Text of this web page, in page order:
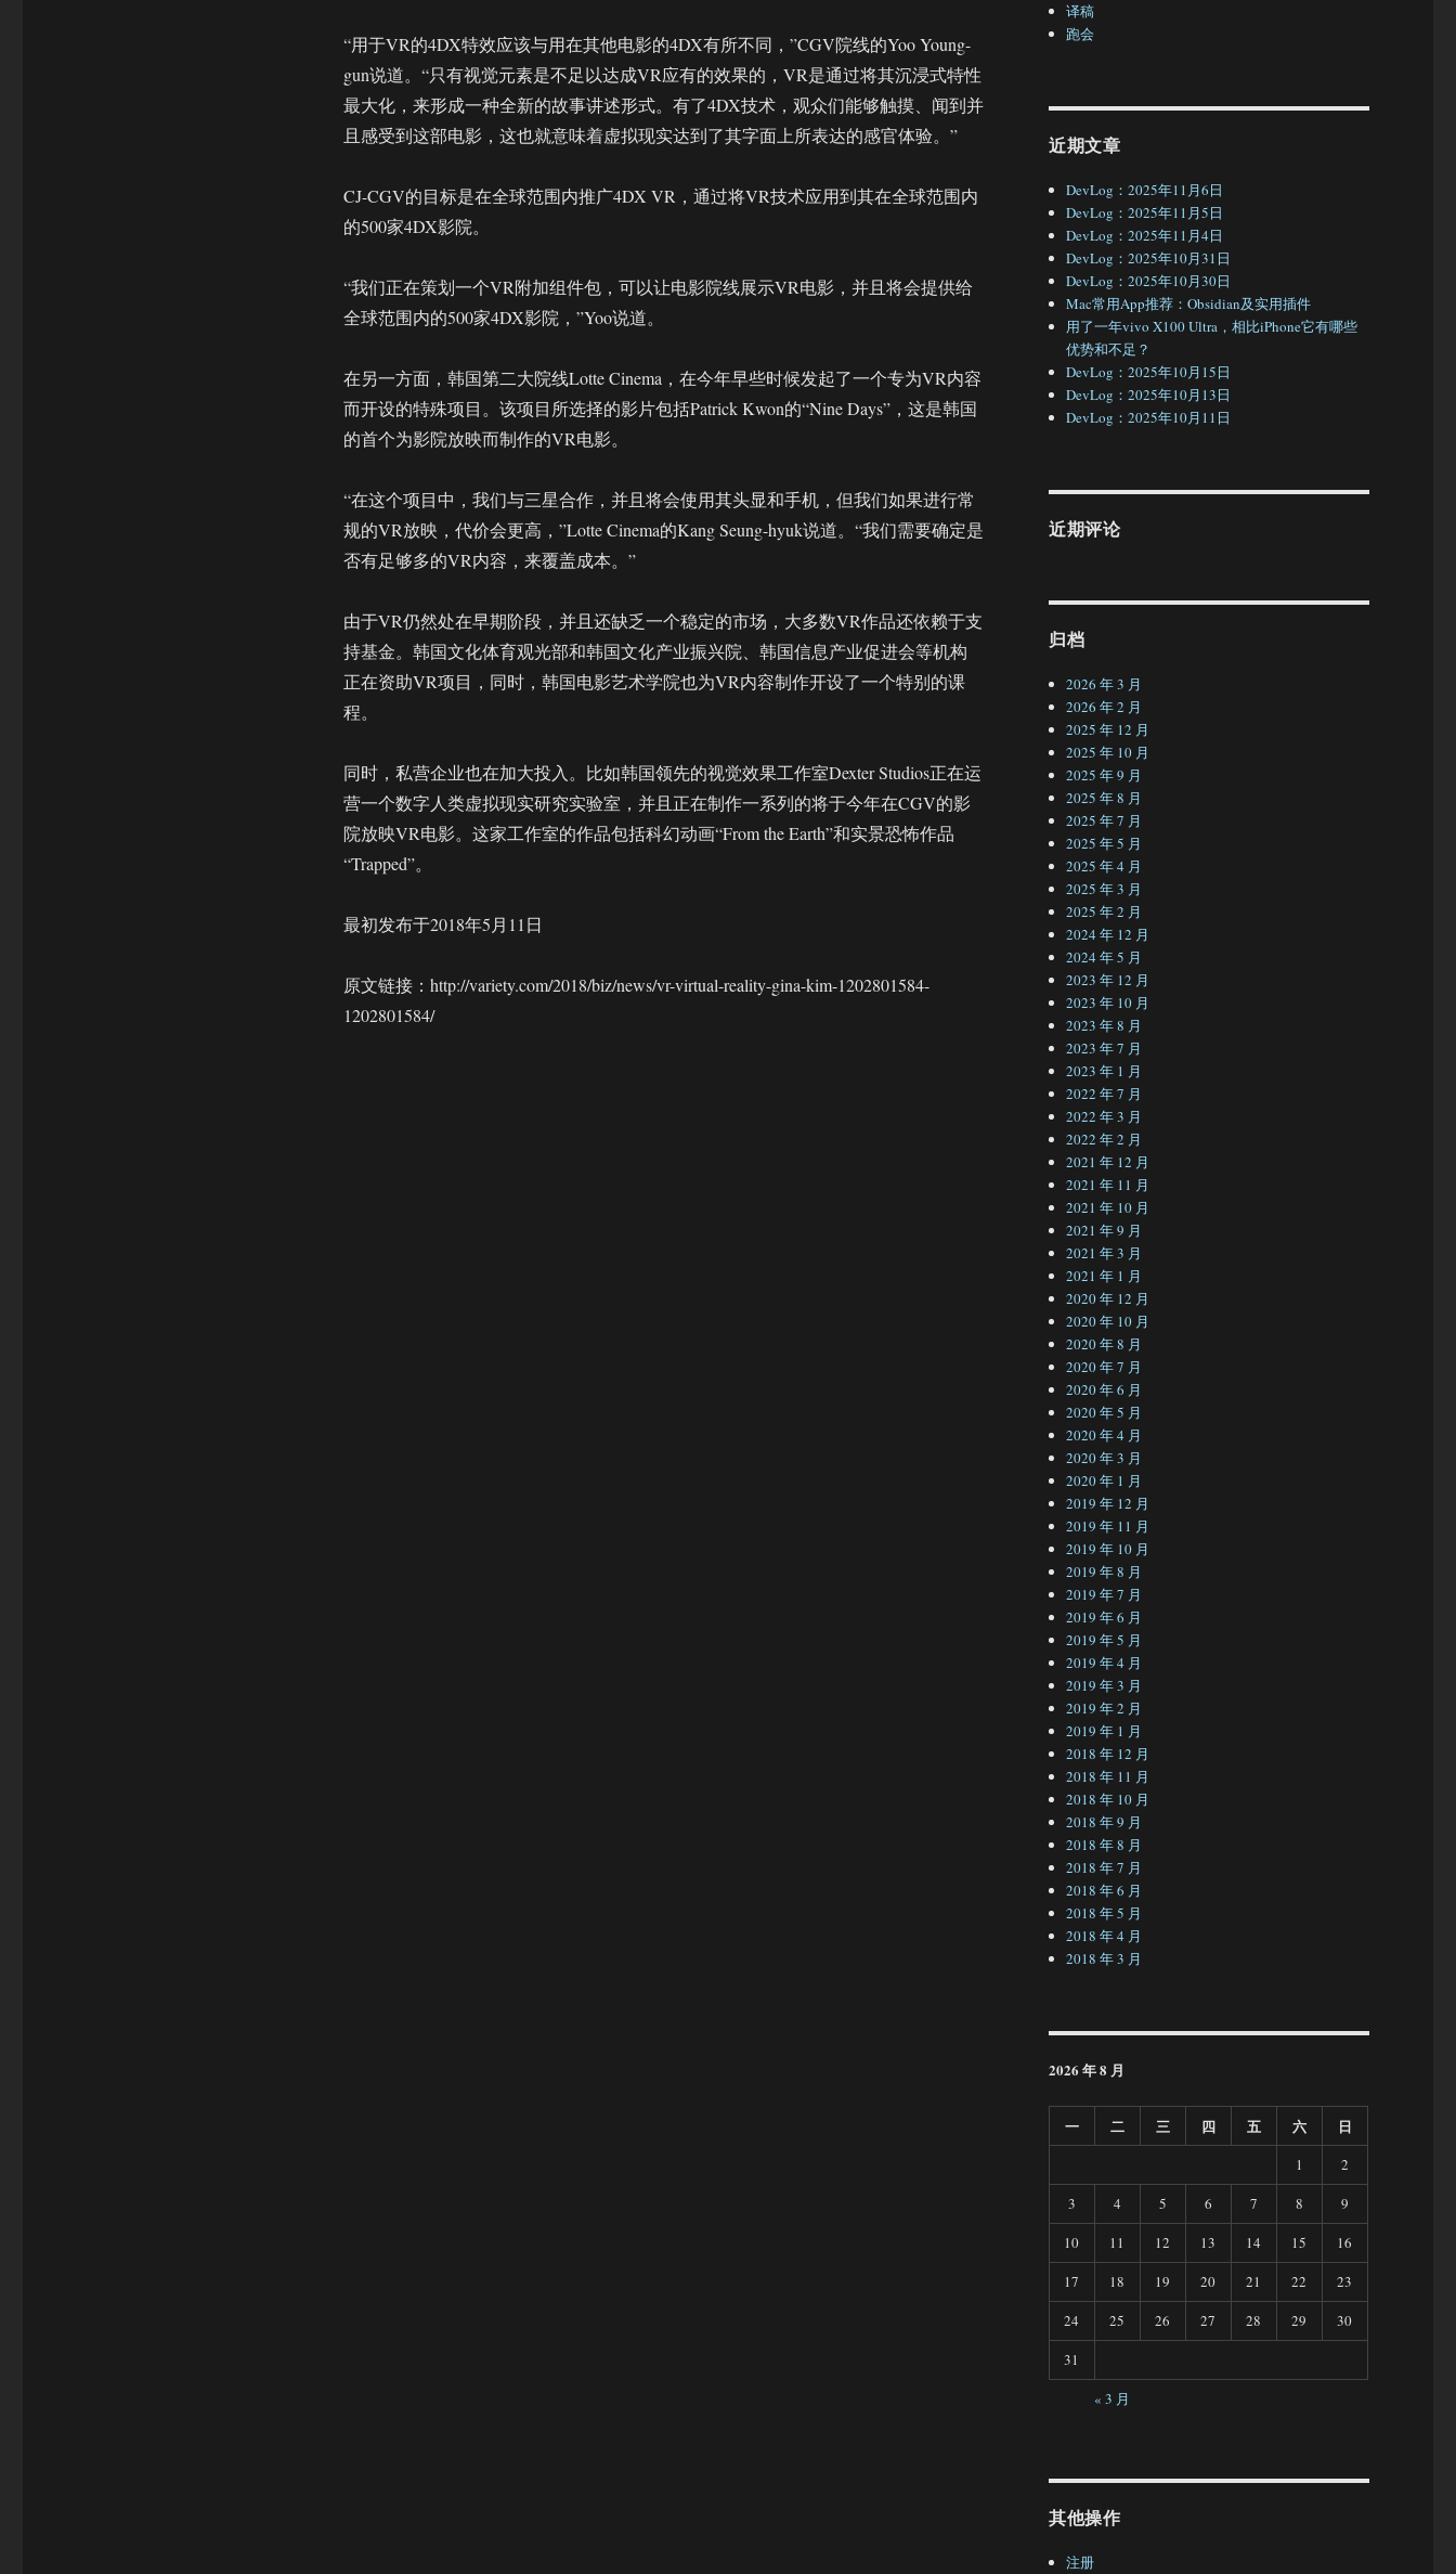
“用于VR的4DX特效应该与用在其他电影的4DX有所不同，”CGV院线的Yoo Young-
gun说道。“只有视觉元素是不足以达成VR应有的效果的，VR是通过将其沉浸式特性
最大化，来形成一种全新的故事讲述形式。有了4DX技术，观众们能够触摸、闻到并
且感受到这部电影，这也就意味着虚拟现实达到了其字面上所表达的感官体验。”
CJ-CGV的目标是在全球范围内推广4DX VR，通过将VR技术应用到其在全球范围内
的500家4DX影院。
“我们正在策划一个VR附加组件包，可以让电影院线展示VR电影，并且将会提供给
全球范围内的500家4DX影院，”Yoo说道。
在另一方面，韩国第二大院线Lotte Cinema，在今年早些时候发起了一个专为VR内容
而开设的特殊项目。该项目所选择的影片包括Patrick Kwon的“Nine Days”，这是韩国
的首个为影院放映而制作的VR电影。
“在这个项目中，我们与三星合作，并且将会使用其头显和手机，但我们如果进行常
规的VR放映，代价会更高，”Lotte Cinema的Kang Seung-hyuk说道。“我们需要确定是
否有足够多的VR内容，来覆盖成本。”
由于VR仍然处在早期阶段，并且还缺乏一个稳定的市场，大多数VR作品还依赖于支
持基金。韩国文化体育观光部和韩国文化产业振兴院、韩国信息产业促进会等机构
正在资助VR项目，同时，韩国电影艺术学院也为VR内容制作开设了一个特别的课
程。
同时，私营企业也在加大投入。比如韩国领先的视觉效果工作室Dexter Studios正在运
营一个数字人类虚拟现实研究实验室，并且正在制作一系列的将于今年在CGV的影
院放映VR电影。这家工作室的作品包括科幻动画“From the Earth”和实景恐怖作品
“Trapped”。
最初发布于2018年5月11日
原文链接：http://variety.com/2018/biz/news/vr-virtual-reality-gina-kim-1202801584-
1202801584/
译稿
跑会
近期文章
DevLog：2025年11月6日
DevLog：2025年11月5日
DevLog：2025年11月4日
DevLog：2025年10月31日
DevLog：2025年10月30日
Mac常用App推荐：Obsidian及实用插件
用了一年vivo X100 Ultra，相比iPhone它有哪些
优势和不足？
DevLog：2025年10月15日
DevLog：2025年10月13日
DevLog：2025年10月11日
近期评论
归档
2026 年 3 月
2026 年 2 月
2025 年 12 月
2025 年 10 月
2025 年 9 月
2025 年 8 月
2025 年 7 月
2025 年 5 月
2025 年 4 月
2025 年 3 月
2025 年 2 月
2024 年 12 月
2024 年 5 月
2023 年 12 月
2023 年 10 月
2023 年 8 月
2023 年 7 月
2023 年 1 月
2022 年 7 月
2022 年 3 月
2022 年 2 月
2021 年 12 月
2021 年 11 月
2021 年 10 月
2021 年 9 月
2021 年 3 月
2021 年 1 月
2020 年 12 月
2020 年 10 月
2020 年 8 月
2020 年 7 月
2020 年 6 月
2020 年 5 月
2020 年 4 月
2020 年 3 月
2020 年 1 月
2019 年 12 月
2019 年 11 月
2019 年 10 月
2019 年 8 月
2019 年 7 月
2019 年 6 月
2019 年 5 月
2019 年 4 月
2019 年 3 月
2019 年 2 月
2019 年 1 月
2018 年 12 月
2018 年 11 月
2018 年 10 月
2018 年 9 月
2018 年 8 月
2018 年 7 月
2018 年 6 月
2018 年 5 月
2018 年 4 月
2018 年 3 月
2026 年 8 月
一 二 三 四 五 六 日
1
2
3
4 5 6 7 8
9
10
11 12 13 14 15
16
17
18 19 20 21 22
23
24
25 26 27 28 29
30
31
« 3 月
其他操作
注册